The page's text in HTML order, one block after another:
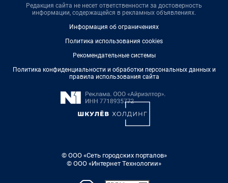
Редакция сайта не несет ответственности за достоверность
информации, содержащейся в рекламных объявлениях.
Информация об ограничениях
Политика использования cookies
Рекомендательные системы
Политика конфиденциальности и обработки персональных данных и
правила использования сайта
© ООО «Сеть городских порталов»
© ООО «Интернет Технологии»